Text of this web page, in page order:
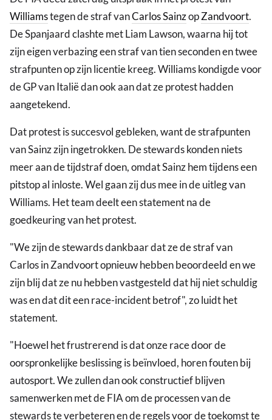
Williamstegen de straf vanCarlos SainzopZandvoort.
De Spanjaard clashte met Liam Lawson, waarna hij tot
zijn eigen verbazing een straf van tien seconden en twee
strafpunten op zijn licentie kreeg. Williams kondigde voor
de GP van Italië dan ook aan dat ze protest hadden
aangetekend.
Dat protest is succesvol gebleken, want de strafpunten
van Sainz zijn ingetrokken. De stewards konden niets
meer aan de tijdstraf doen, omdat Sainz hem tijdens een
pitstop al inloste. Wel gaan zij dus mee in de uitleg van
Williams. Het team deelt een statement na de
goedkeuring van het protest.
"We zijn de stewards dankbaar dat ze de straf van
Carlos in Zandvoort opnieuw hebben beoordeeld en we
zijn blij dat ze nu hebben vastgesteld dat hij niet schuldig
was en dat dit een race-incident betrof", zo luidt het
statement.
"Hoewel het frustrerend is dat onze race door de
oorspronkelijke beslissing is beïnvloed, horen fouten bij
autosport. We zullen dan ook constructief blijven
samenwerken met de FIA om de processen van de
stewards te verbeteren en de regels voor de toekomst te